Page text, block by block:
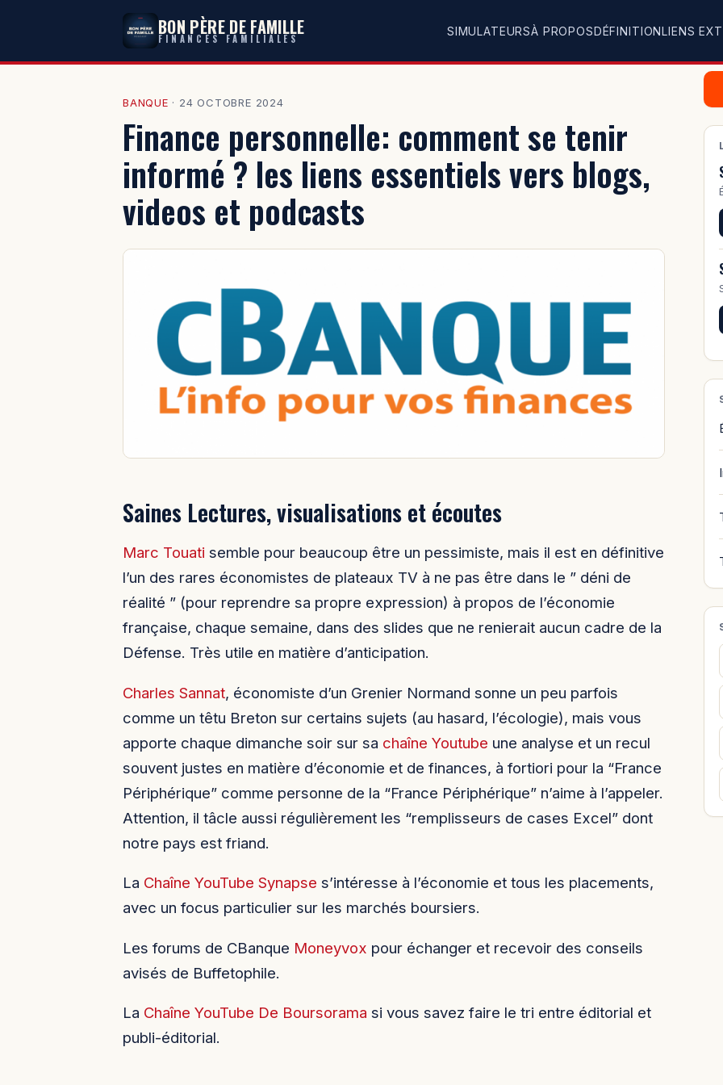
BON PÈRE DE FAMILLE
FINANCES FAMILIALES
SIMULATEURSÀ PROPOSDÉFINITIONLIENS
BANQUE · 24 OCTOBRE 2024
Finance personnelle: comment se tenir
informé ? les liens essentiels vers blogs,
videos et podcasts
Saines Lectures, visualisations et écoutes
Marc Touati semble pour beaucoup être un pessimiste, mais il est en définitive
l’un des rares économistes de plateaux TV à ne pas être dans le ” déni de
réalité ” (pour reprendre sa propre expression) à propos de l’économie
française, chaque semaine, dans des slides que ne renierait aucun cadre de la
Défense. Très utile en matière d’anticipation.
Charles Sannat, économiste d’un Grenier Normand sonne un peu parfois
comme un têtu Breton sur certains sujets (au hasard, l’écologie), mais vous
apporte chaque dimanche soir sur sa chaîne Youtube une analyse et un recul
souvent justes en matière d’économie et de finances, à fortiori pour la “France
Périphérique” comme personne de la “France Périphérique” n’aime à l’appeler.
Attention, il tâcle aussi régulièrement les “remplisseurs de cases Excel” dont
notre pays est friand.
La Chaîne YouTube Synapse s’intéresse à l’économie et tous les placements,
avec un focus particulier sur les marchés boursiers.
Les forums de CBanque Moneyvox pour échanger et recevoir des conseils
avisés de Buffetophile.
La Chaîne YouTube De Boursorama si vous savez faire le tri entre éditorial et
publi-éditorial.